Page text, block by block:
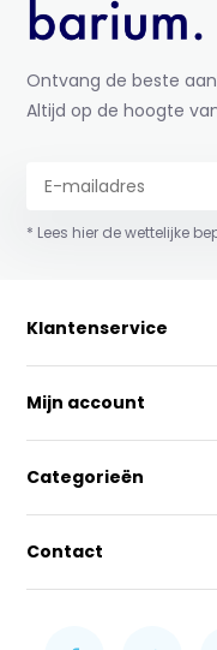
Ontvang de beste
Altijd op de hoogte
* Lees hier de wettelijke
Klantenservice
Mijn account
Categorieën
Contact